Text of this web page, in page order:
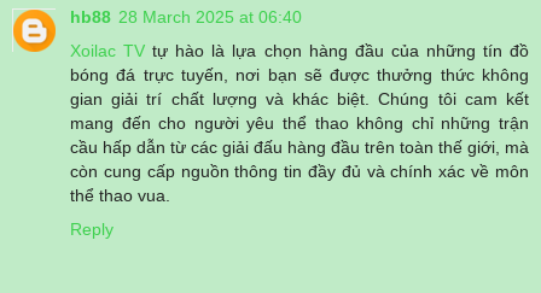
hb88 28 March 2025 at 06:40
Xoilac TV tự hào là lựa chọn hàng đầu của những tín đồ
bóng đá trực tuyến, nơi bạn sẽ được thưởng thức không
gian giải trí chất lượng và khác biệt. Chúng tôi cam kết
mang đến cho người yêu thể thao không chỉ những trận
cầu hấp dẫn từ các giải đấu hàng đầu trên toàn thế giới, mà
còn cung cấp nguồn thông tin đầy đủ và chính xác về môn
thể thao vua.
Reply